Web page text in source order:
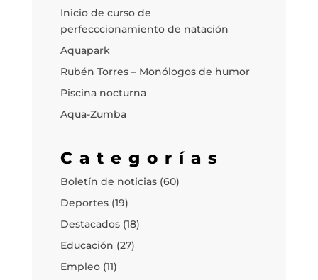
Inicio de curso de
perfecccionamiento de natación
Aquapark
Rubén Torres – Monólogos de humor
Piscina nocturna
Aqua-Zumba
Categorías
Boletín de noticias(60)
Deportes(19)
Destacados(18)
Educación (27)
Empleo(11)